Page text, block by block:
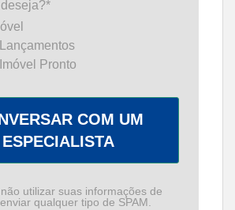
Pronto
COM UM
ESPECIALISTA
utilizar suas informações de
qualquer tipo de SPAM.